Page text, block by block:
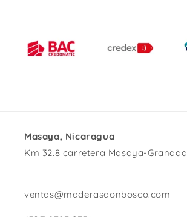
Masaya, Nicaragua
Km 32.8 carretera Masaya-Granada
ventas@maderasdonbosco.com